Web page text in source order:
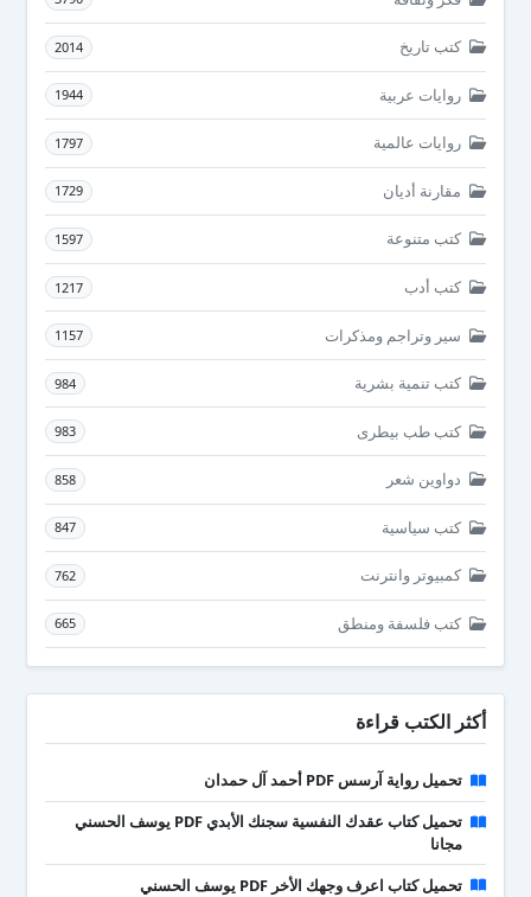
كتب تاريخ 2014
روايات عربية 1944
روايات عالمية 1797
مقارنة أديان 1729
كتب متنوعة 1597
كتب أدب 1217
سير وتراجم ومذكرات 1157
كتب تنمية بشرية 984
كتب طب بيطرى 983
دواوين شعر 858
كتب سياسية 847
كمبيوتر وانترنت 762
كتب فلسفة ومنطق 665
أكثر الكتب قراءة
تحميل رواية آرسس PDF أحمد آل حمدان
تحميل كتاب عقدك النفسية سجنك الأبدي PDF يوسف الحسني
مجانا
تحميل كتاب اعرف وجهك الأخر PDF يوسف الحسني